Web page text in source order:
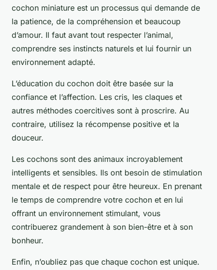
cochon miniature est un processus qui demande de
la patience, de la compréhension et beaucoup
d’amour. Il faut avant tout respecter l’animal,
comprendre ses instincts naturels et lui fournir un
environnement adapté.
L’éducation du cochon doit être basée sur la
confiance et l’affection. Les cris, les claques et
autres méthodes coercitives sont à proscrire. Au
contraire, utilisez la récompense positive et la
douceur.
Les cochons sont des animaux incroyablement
intelligents et sensibles. Ils ont besoin de stimulation
mentale et de respect pour être heureux. En prenant
le temps de comprendre votre cochon et en lui
offrant un environnement stimulant, vous
contribuerez grandement à son bien-être et à son
bonheur.
Enfin, n’oubliez pas que chaque cochon est unique.